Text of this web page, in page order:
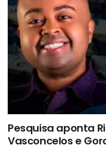
Pesquisa aponta
Vasconcelos e